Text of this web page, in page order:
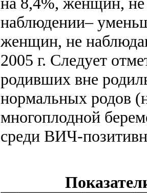
наблюдении–
женщин, не
2005 г. Следует
родивших вне
нормальных родов
многоплодной
среди ВИЧ-